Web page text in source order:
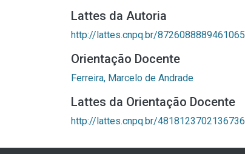
Lattes da Autoria
http://lattes.cnpq.br/8726088889461065
Orientação Docente
Ferreira, Marcelo de Andrade
Lattes da Orientação Docente
http://lattes.cnpq.br/4818123702136736